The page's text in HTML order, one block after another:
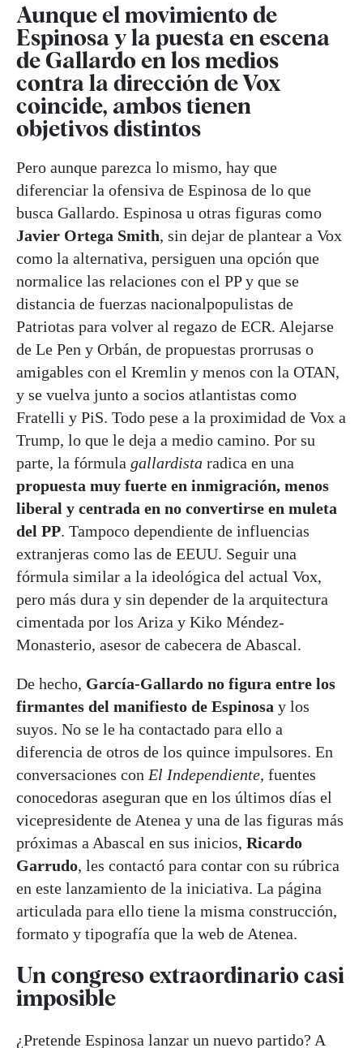
Aunque el movimiento de
Espinosa y la puesta en escena
de Gallardo en los medios
contra la dirección de Vox
coincide, ambos tienen
objetivos distintos
Pero aunque parezca lo mismo, hay que
diferenciar la ofensiva de Espinosa de lo que
busca Gallardo. Espinosa u otras figuras como
Javier Ortega Smith, sin dejar de plantear a Vox
como la alternativa, persiguen una opción que
normalice las relaciones con el PP y que se
distancia de fuerzas nacionalpopulistas de
Patriotas para volver al regazo de ECR. Alejarse
de Le Pen y Orbán, de propuestas prorrusas o
amigables con el Kremlin y menos con la OTAN,
y se vuelva junto a socios atlantistas como
Fratelli y PiS. Todo pese a la proximidad de Vox a
Trump, lo que le deja a medio camino. Por su
parte, la fórmula gallardista radica en una
propuesta muy fuerte en inmigración, menos
liberal y centrada en no convertirse en muleta
del PP. Tampoco dependiente de influencias
extranjeras como las de EEUU. Seguir una
fórmula similar a la ideológica del actual Vox,
pero más dura y sin depender de la arquitectura
cimentada por los Ariza y Kiko Méndez-
Monasterio, asesor de cabecera de Abascal.
De hecho, García-Gallardo no figura entre los
firmantes del manifiesto de Espinosa y los
suyos. No se le ha contactado para ello a
diferencia de otros de los quince impulsores. En
conversaciones con El Independiente, fuentes
conocedoras aseguran que en los últimos días el
vicepresidente de Atenea y una de las figuras más
próximas a Abascal en sus inicios, Ricardo
Garrudo, les contactó para contar con su rúbrica
en este lanzamiento de la iniciativa. La página
articulada para ello tiene la misma construcción,
formato y tipografía que la web de Atenea.
Un congreso extraordinario casi
imposible
¿Pretende Espinosa lanzar un nuevo partido? A